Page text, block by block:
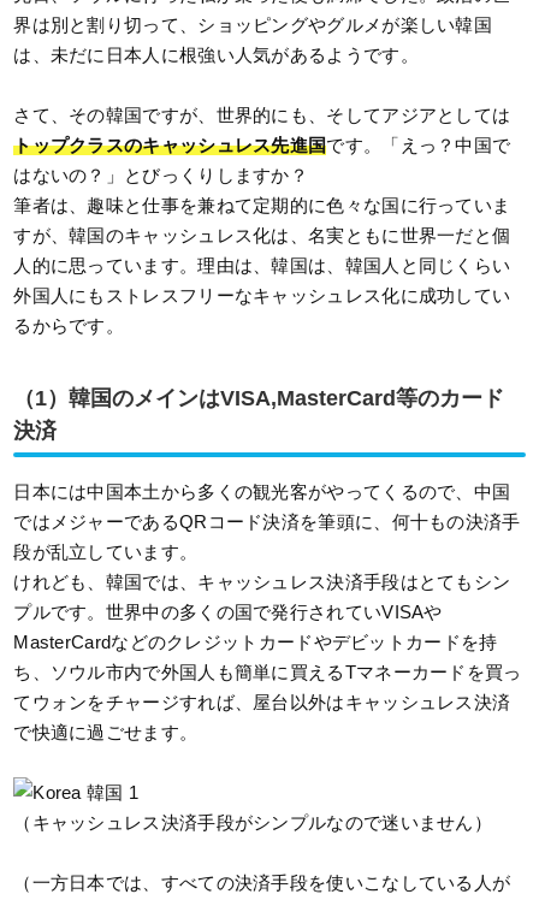
界は別と割り切って、ショッピングやグルメが楽しい韓国
は、未だに日本人に根強い人気があるようです。
さて、その韓国ですが、世界的にも、そしてアジアとしては
トップクラスのキャッシュレス先進国です。「えっ？中国で
はないの？」とびっくりしますか？
筆者は、趣味と仕事を兼ねて定期的に色々な国に行っていま
すが、韓国のキャッシュレス化は、名実ともに世界一だと個
人的に思っています。理由は、韓国は、韓国人と同じくらい
外国人にもストレスフリーなキャッシュレス化に成功してい
るからです。
（1）韓国のメインはVISA,MasterCard等のカード
決済
日本には中国本土から多くの観光客がやってくるので、中国
ではメジャーであるQRコード決済を筆頭に、何十もの決済手
段が乱立しています。
けれども、韓国では、キャッシュレス決済手段はとてもシン
プルです。世界中の多くの国で発行されていVISAや
MasterCardなどのクレジットカードやデビットカードを持
ち、ソウル市内で外国人も簡単に買えるTマネーカードを買っ
てウォンをチャージすれば、屋台以外はキャッシュレス決済
で快適に過ごせます。
（キャッシュレス決済手段がシンプルなので迷いません）
（一方日本では、すべての決済手段を使いこなしている人が